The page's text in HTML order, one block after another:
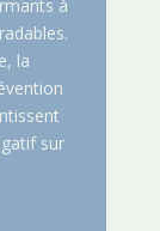
à
la
sur